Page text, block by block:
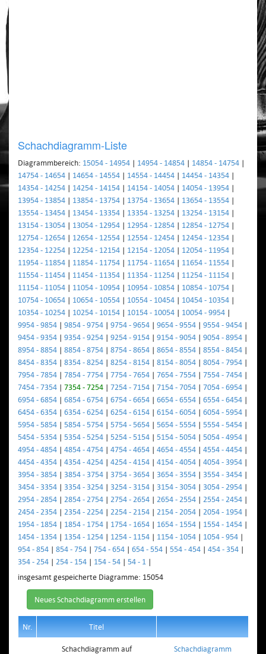
Schachdiagramm-Liste
Diagrammbereich: 15054 - 14954 | 14954 - 14854 | 14854 - 14754 |
14754 - 14654 | 14654 - 14554 | 14554 - 14454 | 14454 - 14354 |
14354 - 14254 | 14254 - 14154 | 14154 - 14054 | 14054 - 13954 |
13954 - 13854 | 13854 - 13754 | 13754 - 13654 | 13654 - 13554 |
13554 - 13454 | 13454 - 13354 | 13354 - 13254 | 13254 - 13154 |
13154 - 13054 | 13054 - 12954 | 12954 - 12854 | 12854 - 12754 |
12754 - 12654 | 12654 - 12554 | 12554 - 12454 | 12454 - 12354 |
12354 - 12254 | 12254 - 12154 | 12154 - 12054 | 12054 - 11954 |
11954 - 11854 | 11854 - 11754 | 11754 - 11654 | 11654 - 11554 |
11554 - 11454 | 11454 - 11354 | 11354 - 11254 | 11254 - 11154 |
11154 - 11054 | 11054 - 10954 | 10954 - 10854 | 10854 - 10754 |
10754 - 10654 | 10654 - 10554 | 10554 - 10454 | 10454 - 10354 |
10354 - 10254 | 10254 - 10154 | 10154 - 10054 | 10054 - 9954 |
9954 - 9854 | 9854 - 9754 | 9754 - 9654 | 9654 - 9554 | 9554 - 9454 |
9454 - 9354 | 9354 - 9254 | 9254 - 9154 | 9154 - 9054 | 9054 - 8954 |
8954 - 8854 | 8854 - 8754 | 8754 - 8654 | 8654 - 8554 | 8554 - 8454 |
8454 - 8354 | 8354 - 8254 | 8254 - 8154 | 8154 - 8054 | 8054 - 7954 |
7954 - 7854 | 7854 - 7754 | 7754 - 7654 | 7654 - 7554 | 7554 - 7454 |
7454 - 7354 | 7354 - 7254 | 7254 - 7154 | 7154 - 7054 | 7054 - 6954 |
6954 - 6854 | 6854 - 6754 | 6754 - 6654 | 6654 - 6554 | 6554 - 6454 |
6454 - 6354 | 6354 - 6254 | 6254 - 6154 | 6154 - 6054 | 6054 - 5954 |
5954 - 5854 | 5854 - 5754 | 5754 - 5654 | 5654 - 5554 | 5554 - 5454 |
5454 - 5354 | 5354 - 5254 | 5254 - 5154 | 5154 - 5054 | 5054 - 4954 |
4954 - 4854 | 4854 - 4754 | 4754 - 4654 | 4654 - 4554 | 4554 - 4454 |
4454 - 4354 | 4354 - 4254 | 4254 - 4154 | 4154 - 4054 | 4054 - 3954 |
3954 - 3854 | 3854 - 3754 | 3754 - 3654 | 3654 - 3554 | 3554 - 3454 |
3454 - 3354 | 3354 - 3254 | 3254 - 3154 | 3154 - 3054 | 3054 - 2954 |
2954 - 2854 | 2854 - 2754 | 2754 - 2654 | 2654 - 2554 | 2554 - 2454 |
2454 - 2354 | 2354 - 2254 | 2254 - 2154 | 2154 - 2054 | 2054 - 1954 |
1954 - 1854 | 1854 - 1754 | 1754 - 1654 | 1654 - 1554 | 1554 - 1454 |
1454 - 1354 | 1354 - 1254 | 1254 - 1154 | 1154 - 1054 | 1054 - 954 |
954 - 854 | 854 - 754 | 754 - 654 | 654 - 554 | 554 - 454 | 454 - 354 |
354 - 254 | 254 - 154 | 154 - 54 | 54 - 1 |
insgesamt gespeicherte Diagramme: 15054
Neues Schachdiagramm erstellen
Nr. Titel
Schachdiagramm auf Schachdiagramm